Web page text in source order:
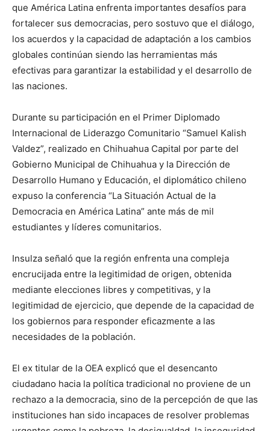
que América Latina enfrenta importantes desafíos para
fortalecer sus democracias, pero sostuvo que el diálogo,
los acuerdos y la capacidad de adaptación a los cambios
globales continúan siendo las herramientas más
efectivas para garantizar la estabilidad y el desarrollo de
las naciones.
Durante su participación en el Primer Diplomado
Internacional de Liderazgo Comunitario “Samuel Kalish
Valdez”, realizado en Chihuahua Capital por parte del
Gobierno Municipal de Chihuahua y la Dirección de
Desarrollo Humano y Educación, el diplomático chileno
expuso la conferencia “La Situación Actual de la
Democracia en América Latina” ante más de mil
estudiantes y líderes comunitarios.
Insulza señaló que la región enfrenta una compleja
encrucijada entre la legitimidad de origen, obtenida
mediante elecciones libres y competitivas, y la
legitimidad de ejercicio, que depende de la capacidad de
los gobiernos para responder eficazmente a las
necesidades de la población.
El ex titular de la OEA explicó que el desencanto
ciudadano hacia la política tradicional no proviene de un
rechazo a la democracia, sino de la percepción de que las
instituciones han sido incapaces de resolver problemas